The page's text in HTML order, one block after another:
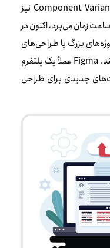
ترکیب پلاگین‌ها با Auto Layout و Component Variants نیز
زمان می‌برد، اکنون در
بزرگ یا طراحی‌های
سازمانی، سرعت تحویل را چند برابر می‌کند. Figma عملاً یک پلتفرم
جدیدی برای طراحی